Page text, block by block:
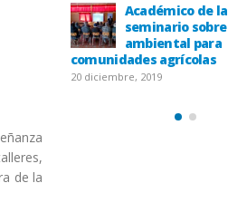
de la
de sus
otoño
Académico de
seminario
ambiental para
comunidades agrícolas
20 diciembre, 2019